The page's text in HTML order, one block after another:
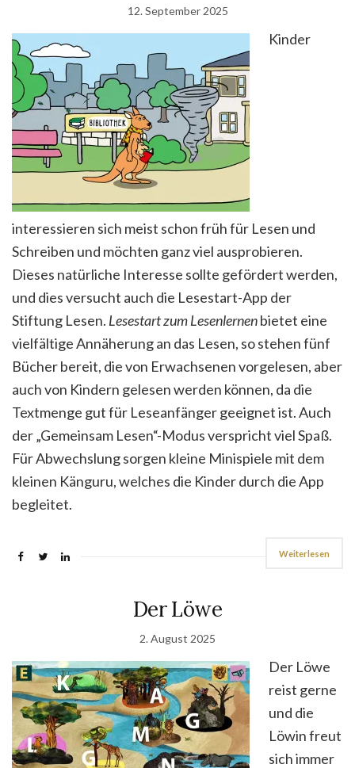
12. September 2025
Kinder
interessieren sich meist schon früh für Lesen und
Schreiben und möchten ganz viel ausprobieren.
Dieses natürliche Interesse sollte gefördert werden,
und dies versucht auch die Lesestart-App der
Stiftung Lesen. Lesestart zum Lesenlernenbietet eine
vielfältige Annäherung an das Lesen, so stehen fünf
Bücher bereit, die von Erwachsenen vorgelesen, aber
auch von Kindern gelesen werden können, da die
Textmenge gut für Leseanfänger geeignet ist. Auch
der „Gemeinsam Lesen“-Modus verspricht viel Spaß.
Für Abwechslung sorgen kleine Minispiele mit dem
kleinen Känguru, welches die Kinder durch die App
begleitet.
Weiterlesen
Der Löwe
2. August 2025
Der Löwe
reist gerne
und die
Löwin freut
sich immer